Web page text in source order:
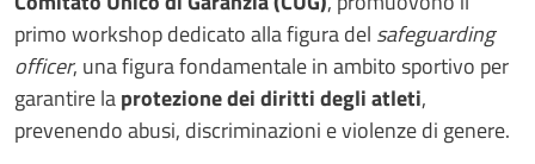
primo workshop dedicato alla figura del safeguarding
officer, una figura fondamentale in ambito sportivo per
garantire laprotezione dei diritti degli atleti,
prevenendo abusi, discriminazioni e violenze di genere.